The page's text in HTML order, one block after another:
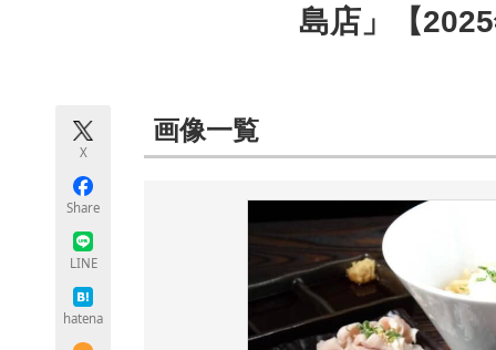
ちょっと気になるネットの話題
島店」【
X
Share
LINE
hatena
画像一覧